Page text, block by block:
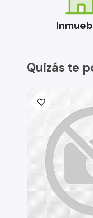
Quizás te